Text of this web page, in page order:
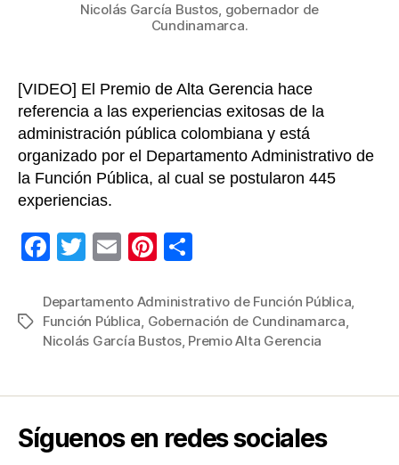
Nicolás García Bustos, gobernador de
Cundinamarca.
[VIDEO] El Premio de Alta Gerencia hace
referencia a las experiencias exitosas de la
administración pública colombiana y está
organizado por el Departamento Administrativo de
la Función Pública, al cual se postularon 445
experiencias.
F
c
e
o
k
T
tt
er
E
ail
Pi
er
e
m
p
tir
Etiquetas
Departamento Administrativo de Función Pública,
Función Pública, Gobernación de Cundinamarca,
Nicolás García Bustos, Premio Alta Gerencia
Síguenos en redes sociales